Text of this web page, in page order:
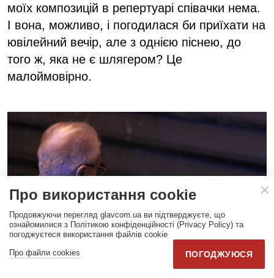
моїх композицій в репертуарі співачки нема.
І вона, можливо, і погодилася би приїхати на
ювілейний вечір, але з однією піснею, до
того ж, яка не є шлягером? Це
малоймовірно.
Про використання cookie
Продовжуючи перегляд glavcom.ua ви підтверджуєте, що
ознайомилися з Політикою конфіденційності (Privacy Policy) та
погоджуєтеся використання файлів cookie
Про файли cookies
ПОГОДЖУЮСЯ